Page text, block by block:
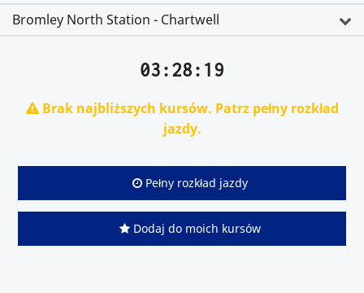
Bromley North Station - Chartwell
03:28:19
Brak najbliższych kursów. Patrz pełny rozkład
jazdy.
Pełny rozkład jazdy
Dodaj do moich kursów